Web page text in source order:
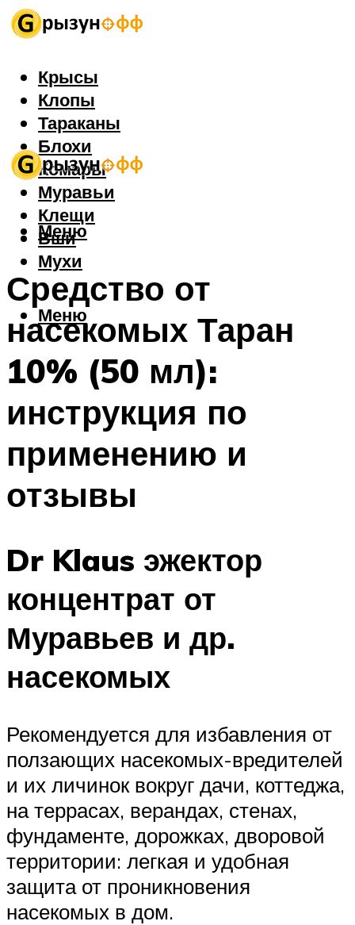
Крысы
Клопы
Тараканы
Блохи
Комары
Муравьи
Клещи
Вши
Мухи
Меню
Меню
Средство от
насекомых Таран
10% (50 мл):
инструкция по
применению и
отзывы
Dr Klaus эжектор
концентрат от
Муравьев и др.
насекомых
Рекомендуется для избавления от
ползающих насекомых-вредителей
и их личинок вокруг дачи, коттеджа,
на террасах, верандах, стенах,
фундаменте, дорожках, дворовой
территории: легкая и удобная
защита от проникновения
насекомых в дом.